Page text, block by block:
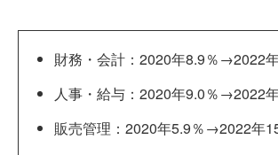
財務・会計：2020年8.9％→2022
人事・給与：2020年9.0％→2022
販売管理：2020年5.9％→2022年